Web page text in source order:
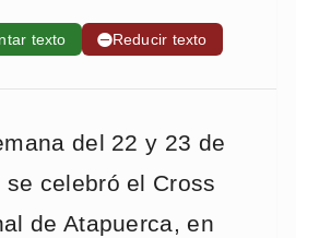
texto ➖Reducir texto
del 22 y 23 de
se celebró el Cross
de Atapuerca, en